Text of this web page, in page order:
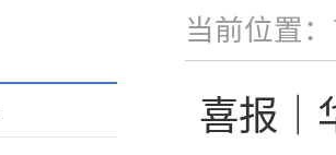
当前位置：
喜报｜